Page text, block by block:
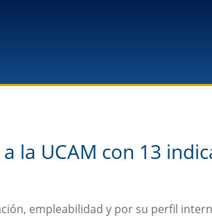
la UCAM con 13
empleabilidad y por su perfil